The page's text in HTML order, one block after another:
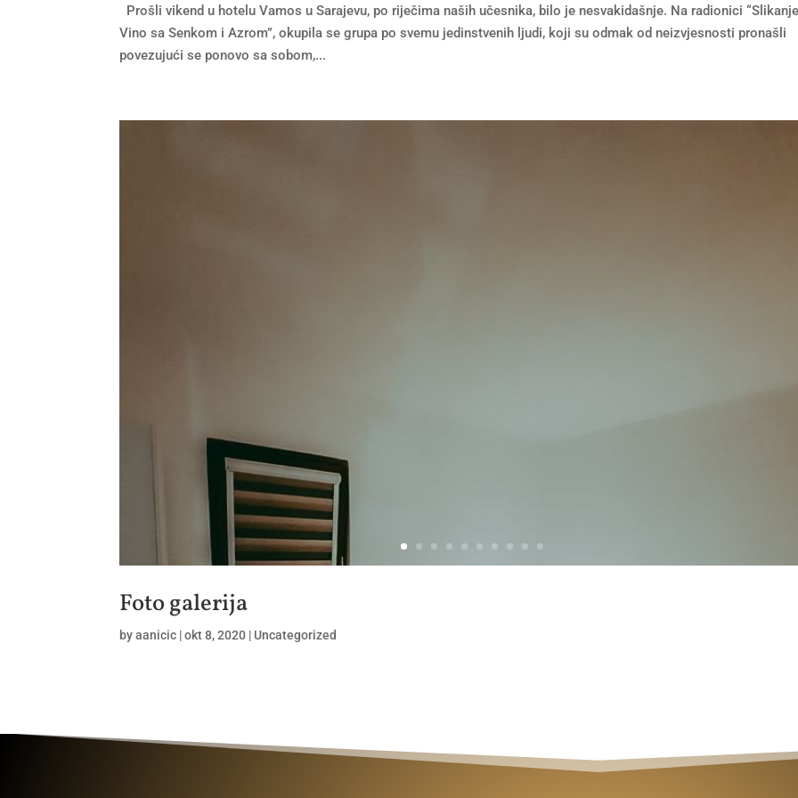
Prošli vikend u hotelu Vamos u Sarajevu, po riječima naših učesnika, bilo je nesvakidašnje. Na radionici
Vino sa Senkom i Azrom”, okupila se grupa po svemu jedinstvenih ljudi, koji su odmak od neizvjesnosti pronašli
povezujući se ponovo sa sobom,...
Foto galerija
byaanicic |okt 8, 2020 | Uncategorized